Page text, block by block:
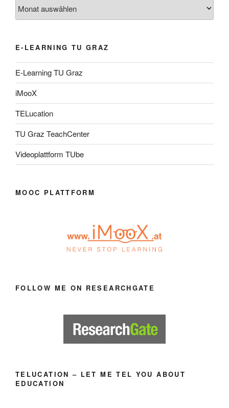
E-LEARNING TU GRAZ
E-Learning TU Graz
iMooX
TELucation
TU Graz TeachCenter
Videoplattform TUbe
MOOC PLATTFORM
FOLLOW ME ON RESEARCHGATE
TELUCATION – LET ME TEL YOU ABOUT
EDUCATION